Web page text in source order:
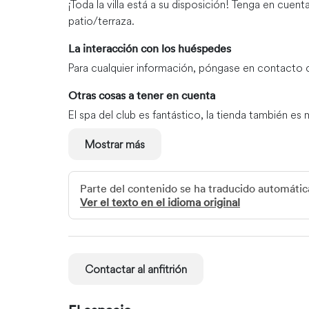
¡Toda la villa está a su disposición! Tenga en
patio/terraza.
La interacción con los huéspedes
Para cualquier información, póngase en contacto
Otras cosas a tener en cuenta
El spa del club es fantástico, la tienda también
malaria.
Lugares imprescindibles del barrio
¡Las montañas Rooiberg rodean todo el paisaje!
costo adicional! ¡El campo de golf de 5 estrellas
¡Necesitarás un coche! ¡Pista de aterrizaje a tu
Mostrar más
Parte del contenido se ha traducido
Ver el texto en el idioma original
Contactar al anfitrión